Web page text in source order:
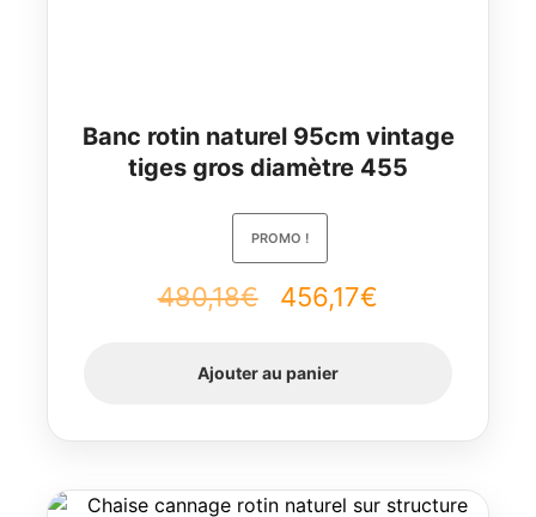
Banc rotin naturel 95cm vintage
tiges gros diamètre 455
PROMO !
480,18€
Le
initial
456,17€
Ajouter au panier